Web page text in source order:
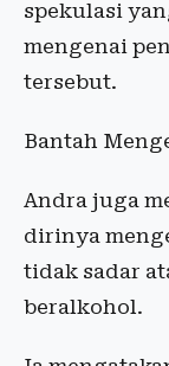
spekulasi
mengenai
tersebut.
Bantah
Andra juga
dirinya
tidak sadar
beralkohol.